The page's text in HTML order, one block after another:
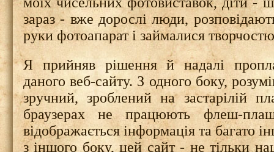
зараз - вже дорослі люди,
руки фотоапарат і займалися
Я прийняв рішення й надалі
даного веб-сайту. З одного боку,
зручний,зроблений на застарілій
браузерах не працюють флеш-
відображається інформація та багато
з іншого боку, цей сайт - не тільки